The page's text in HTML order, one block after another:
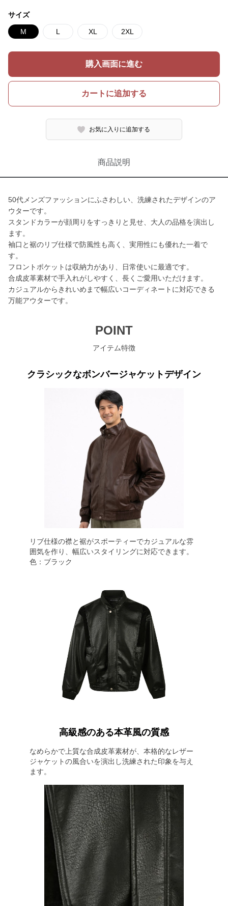
サイズ
M L XL 2XL
購入画面に進む
カートに追加する
お気に入りに追加する
商品説明
50代メンズファッションにふさわしい、洗練されたデザインのア
ウターです。
スタンドカラーが顔周りをすっきりと見せ、大人の品格を演出し
ます。
袖口と裾のリブ仕様で防風性も高く、実用性にも優れた一着で
す。
フロントポケットは収納力があり、日常使いに最適です。
合成皮革素材で手入れがしやすく、長くご愛用いただけます。
カジュアルからきれいめまで幅広いコーディネートに対応できる
万能アウターです。
POINT
アイテム特徴
クラシックなボンバージャケットデザイン
リブ仕様の襟と裾がスポーティーでカジュアルな雰
囲気を作り、幅広いスタイリングに対応できます。
色：ブラック
高級感のある本革風の質感
なめらかで上質な合成皮革素材が、本格的なレザー
ジャケットの風合いを演出し洗練された印象を与え
ます。